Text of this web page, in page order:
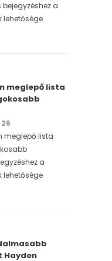
a
lehetősége
meglepő lista
26
meglepő lista
a
lehetősége
Hayden